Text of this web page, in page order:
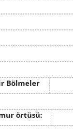
Bölmeler
örtüsü: